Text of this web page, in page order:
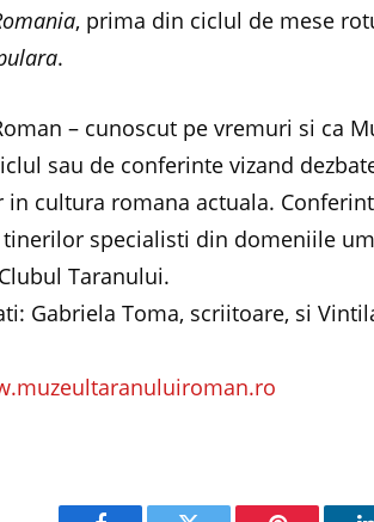
, prima din ciclul de mese
.
– cunoscut pe vremuri si ca
sau de conferinte vizand
cultura romana actuala.
specialisti din domeniile
Taranului.
Gabriela Toma, scriitoare, si